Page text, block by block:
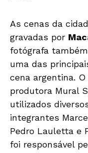
As cenas da
gravadas por
fotógrafa
uma das
cena argentina.
produtora Mural
utilizados
integrantes
Pedro Lauletta e
foi responsável